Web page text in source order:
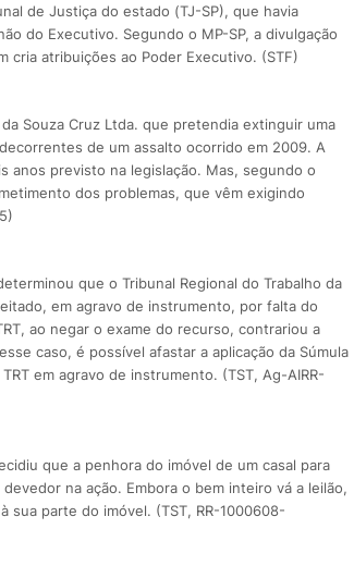
de Justiça do estado (TJ-SP), que havia
do Executivo. Segundo o MP-SP, a divulgação
cria atribuições ao Poder Executivo. (STF)
Souza Cruz Ltda. que pretendia extinguir uma
de um assalto ocorrido em 2009. A
anos previsto na legislação. Mas, segundo o
dos problemas, que vêm exigindo
que o Tribunal Regional do Trabalho da
em agravo de instrumento, por falta do
ao negar o exame do recurso, contrariou a
caso, é possível afastar a aplicação da Súmula
em agravo de instrumento. (TST, Ag-AIRR-
que a penhora do imóvel de um casal para
na ação. Embora o bem inteiro vá a leilão,
parte do imóvel. (TST, RR-1000608-